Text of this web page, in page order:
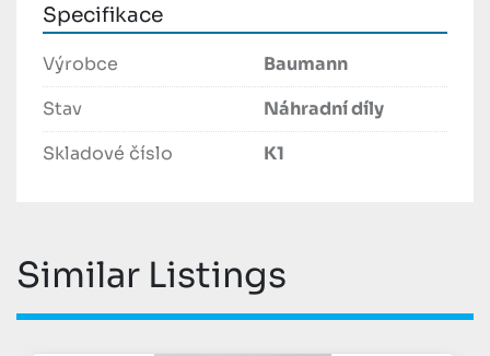
Specifikace
Výrobce
Baumann
Stav
Náhradní díly
Skladové číslo
K1
Similar Listings